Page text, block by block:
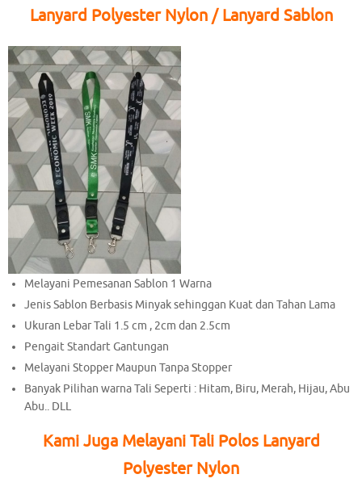
Lanyard Polyester Nylon / Lanyard Sablon
Melayani Pemesanan Sablon 1 Warna
Jenis Sablon Berbasis Minyak sehinggan Kuat dan Tahan Lama
Ukuran Lebar Tali 1.5 cm , 2cm dan 2.5cm
Pengait Standart Gantungan
Melayani Stopper Maupun Tanpa Stopper
Banyak Pilihan warna Tali Seperti : Hitam, Biru, Merah, Hijau, Abu
Abu.. DLL
Kami Juga Melayani Tali Polos Lanyard
Polyester Nylon